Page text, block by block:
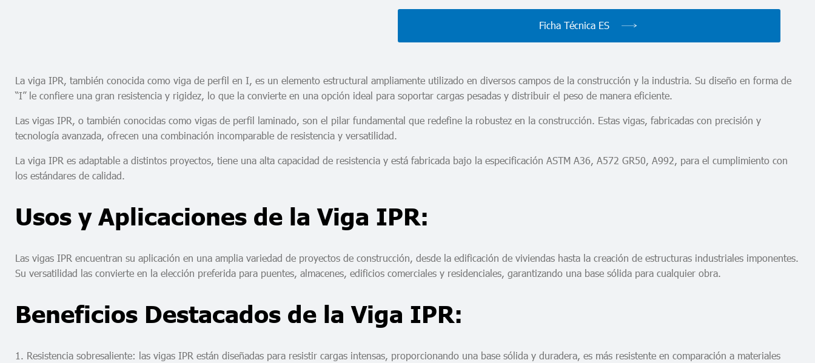
Ficha Técnica ES
La viga IPR, también conocida como viga de perfil en I, es un elemento estructural ampliamente utilizado en diversos campos de la construcción y la industria. Su diseño en forma de
“I” le confiere una gran resistencia y rigidez, lo que la convierte en una opción ideal para soportar cargas pesadas y distribuir el peso de manera eficiente.
Las vigas IPR, o también conocidas como vigas de perfil laminado, son el pilar fundamental que redefine la robustez en la construcción. Estas vigas, fabricadas con precisión y
tecnología avanzada, ofrecen una combinación incomparable de resistencia y versatilidad.
La viga IPR es adaptable a distintos proyectos, tiene una alta capacidad de resistencia y está fabricada bajo la especificación ASTM A36, A572 GR50, A992, para el cumplimiento con
los estándares de calidad.
Usos y Aplicaciones de la Viga IPR:
Las vigas IPR encuentran su aplicación en una amplia variedad de proyectos de construcción, desde la edificación de viviendas hasta la creación de estructuras industriales imponentes.
Su versatilidad las convierte en la elección preferida para puentes, almacenes, edificios comerciales y residenciales, garantizando una base sólida para cualquier obra.
Beneficios Destacados de la Viga IPR:
1. Resistencia sobresaliente: las vigas IPR están diseñadas para resistir cargas intensas, proporcionando una base sólida y duradera, es más resistente en comparación a materiales